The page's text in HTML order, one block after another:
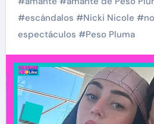
#escándalos #Nicki Nicole #
espectáculos #Peso Pluma